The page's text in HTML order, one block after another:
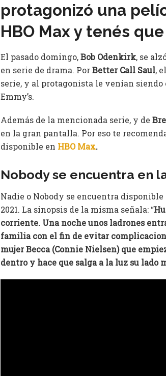
protagonizó una
HBO Max y tenés que
El pasado domingo,Bob Odenkirk, se
en serie de drama. PorBetter Call Saul,
serie, y al protagonista le venían siendo
Emmy’s.
Además de la mencionada serie, y de
en la gran pantalla. Por eso te
disponible en HBO Max.
Nobody se encuentra en
Nadie o Nobody se encuentra
2021. La sinopsis de la misma señala: “
corriente. Una noche unos ladrones
familia con el fin de evitar
mujer Becca (Connie Nielsen) que
dentro y hace que salga a la luz su lado